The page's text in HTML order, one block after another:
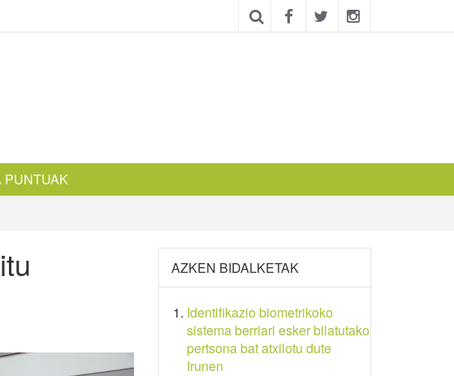
PUNTUAK
AZKEN BIDALKETAK
Identifikazio biometrikoko
sistema berriari esker bilatutako
pertsona bat atxilotu dute
Irunen